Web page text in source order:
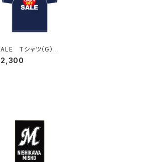
Tシャツ（G）Na